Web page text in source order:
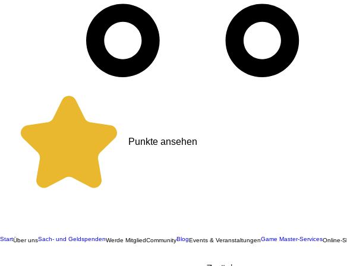
Punkte ansehen
StartÜber unsSach- und GeldspendenWerde MitgliedCommunityBlogEvents & VeranstaltungenGame Master-ServicesOnline-